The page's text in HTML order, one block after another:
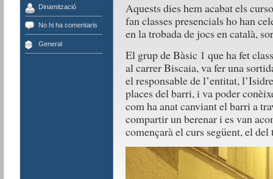
Dinamització
No hi ha comentaris
General
Aquests dies hem acabat els
fan classes presencials ho han
en la trobada de jocs en català,
El grup de Bàsic 1 que ha fet
al carrer Biscaia, va fer una
el responsable de l’entitat,
places del barri, i va poder
com ha anat canviant el barri a
compartir un berenar i es van
començarà el curs següent, el